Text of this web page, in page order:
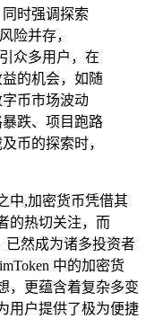
时强调探索
险并存，
众多用户，在
的机会，如随
币市场波动
跌、项目跑路
币的探索时，
中,加密货币凭借其
的热切关注，而
已然成为诸多投资者
中的加密货
，更蕴含着复杂多变
用户提供了极为便捷